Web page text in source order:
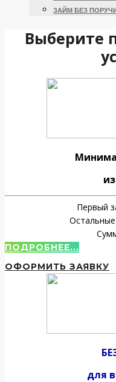
ЗАЙМ БЕЗ
Выберите
Первый
ПОДРОБНЕЕ...
ОФОРМИТЬ ЗАЯВКУ
для